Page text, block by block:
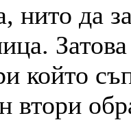
нито да
който
втори